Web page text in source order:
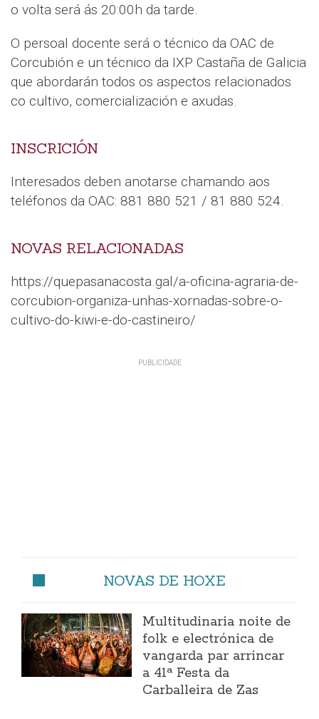
o volta será ás 20:00h da tarde.
O persoal docente será o técnico da OAC de
Corcubión e un técnico da IXP Castaña de Galicia
que abordarán todos os aspectos relacionados
co cultivo, comercialización e axudas.
INSCRICIÓN
Interesados deben anotarse chamando aos
teléfonos da OAC: 881 880 521 / 81 880 524.
NOVAS RELACIONADAS
https://quepasanacosta.gal/a-oficina-agraria-de-
corcubion-organiza-unhas-xornadas-sobre-o-
cultivo-do-kiwi-e-do-castineiro/
NOVAS DE HOXE
Multitudinaria noite de
folk e electrónica de
vangarda par arrincar
a 41ª Festa da
Carballeira de Zas